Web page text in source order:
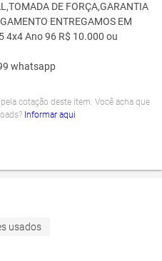
DE FORÇA,GARANTIA
ENTREGAMOS EM
4x4 Ano 96 R$ 10.000 ou
whatsapp
cotação deste item. Você acha que
Informar aqui
usados